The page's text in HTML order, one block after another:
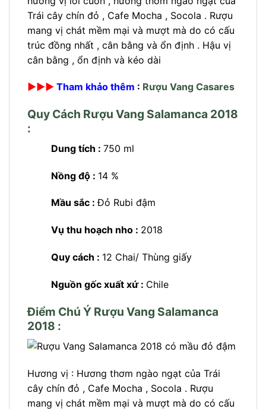
Trái cây chín đỏ , Cafe Mocha , Socola . Rượu
mang vị chát mềm mại và mượt mà do có cấu
trúc đồng nhất , cân bằng và ổn định . Hậu vị
cân bằng , ổn định và kéo dài
►►► Tham khảo thêm : Rượu Vang Casares
Quy Cách Rượu Vang Salamanca 2018
:
Dung tích : 750 ml
Nồng độ : 14 %
Mầu sắc :Đỏ Rubi đậm
Vụ thu hoạch nho : 2018
Quy cách : 12 Chai/ Thùng giấy
Nguồn gốc xuất xứ : Chile
Điểm Chú Ý Rượu Vang Salamanca
2018 :
Hương vị : Hương thơm ngào ngạt của Trái
cây chín đỏ , Cafe Mocha , Socola . Rượu
mang vị chát mềm mại và mượt mà do có cấu